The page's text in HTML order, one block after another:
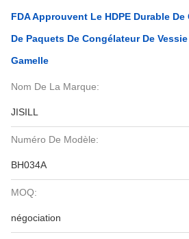
FDA Approuvent Le HDPE Durable
De Paquets De Congélateur De
Gamelle
Nom De La Marque:
JISILL
Numéro De Modèle:
BH034A
MOQ:
négociation